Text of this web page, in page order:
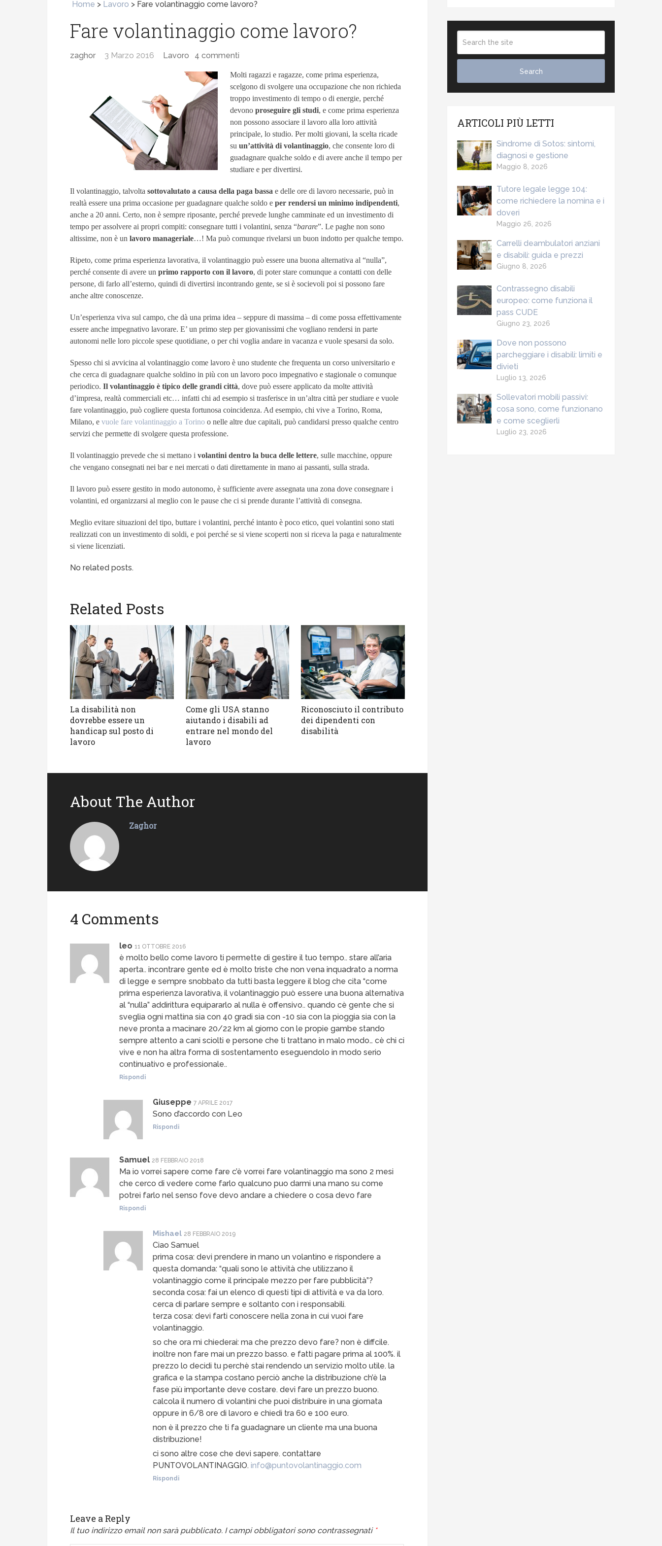
Home > Lavoro > Fare volantinaggio come lavoro?
Fare volantinaggio come lavoro?
zaghor 3 Marzo 2016 Lavoro 4 commenti
Molti ragazzi e ragazze, come prima esperienza,
scelgono di svolgere una occupazione che non richieda
troppo investimento di tempo o di energie, perché
devonoproseguire gli studi, e come prima esperienza
non possono associare il lavoro alla loro attività
principale, lo studio. Per molti giovani, la scelta ricade
suun’attività di volantinaggio, che consente loro di
guadagnare qualche soldo e di avere anche il tempo per
studiare e per divertirsi.
Il volantinaggio, talvoltasottovalutato a causa della paga bassa e delle ore di lavoro necessarie, può in
realtà essere una prima occasione per guadagnare qualche soldo eper rendersi un minimo indipendenti,
anche a 20 anni. Certo, non è sempre riposante, perché prevede lunghe camminate ed un investimento di
tempo per assolvere ai propri compiti: consegnare tutti i volantini, senza “barare”. Le paghe non sono
altissime, non è unlavoro manageriale…! Ma può comunque rivelarsi un buon indotto per qualche tempo.
Ripeto, come prima esperienza lavorativa, il volantinaggio può essere una buona alternativa al “nulla”,
perché consente di avere unprimo rapporto con il lavoro, di poter stare comunque a contatti con delle
persone, di farlo all’esterno, quindi di divertirsi incontrando gente, se si è socievoli poi si possono fare
anche altre conoscenze.
Un’esperienza viva sul campo, che dà una prima idea – seppure di massima – di come possa effettivamente
essere anche impegnativo lavorare. E’ un primo step per giovanissimi che vogliano rendersi in parte
autonomi nelle loro piccole spese quotidiane, o per chi voglia andare in vacanza e vuole spesarsi da solo.
Spesso chi si avvicina al volantinaggio come lavoro è uno studente che frequenta un corso universitario e
che cerca di guadagnare qualche soldino in più con un lavoro poco impegnativo e stagionale o comunque
periodico.Il volantinaggio è tipico delle grandi città, dove può essere applicato da molte attività
d’impresa, realtà commerciali etc… infatti chi ad esempio si trasferisce in un’altra città per studiare e vuole
fare volantinaggio, può cogliere questa fortunosa coincidenza. Ad esempio, chi vive a Torino, Roma,
Milano, evuole fare volantinaggio a Torino o nelle altre due capitali, può candidarsi presso qualche centro
servizi che permette di svolgere questa professione.
Il volantinaggio prevede che si mettano ivolantini dentro la buca delle lettere, sulle macchine, oppure
che vengano consegnati nei bar e nei mercati o dati direttamente in mano ai passanti, sulla strada.
Il lavoro può essere gestito in modo autonomo, è sufficiente avere assegnata una zona dove consegnare i
volantini, ed organizzarsi al meglio con le pause che ci si prende durante l’attività di consegna.
Meglio evitare situazioni del tipo, buttare i volantini, perché intanto è poco etico, quei volantini sono stati
realizzati con un investimento di soldi, e poi perché se si viene scoperti non si riceva la paga e naturalmente
si viene licenziati.
No related posts.
Related Posts
La disabilità non
dovrebbe essere un
handicap sul posto di
lavoro
Come gli USA stanno
aiutando i disabili ad
entrare nel mondo del
lavoro
Riconosciuto il contributo
dei dipendenti con
disabilità
About The Author
Zaghor
4 Comments
leo 11 OTTOBRE 2016
è molto bello come lavoro ti permette di gestire il tuo tempo.. stare all’aria
aperta.. incontrare gente ed è molto triste che non vena inquadrato a norma
di legge e sempre snobbato da tutti basta leggere il blog che cita “come
prima esperienza lavorativa, il volantinaggio può essere una buona alternativa
al “nulla” addirittura equipararlo al nulla è offensivo.. quando cè gente che si
sveglia ogni mattina sia con 40 gradi sia con -10 sia con la pioggia sia con la
neve pronta a macinare 20/22 km al giorno con le propie gambe stando
sempre attento a cani sciolti e persone che ti trattano in malo modo… cè chi ci
vive e non ha altra forma di sostentamento eseguendolo in modo serio
continuativo e professionale..
Rispondi
Giuseppe 7 APRILE 2017
Sono d’accordo con Leo
Rispondi
Samuel 28 FEBBRAIO 2018
Ma io vorrei sapere come fare c’è vorrei fare volantinaggio ma sono 2 mesi
che cerco di vedere come farlo qualcuno puo darmi una mano su come
potrei farlo nel senso fove devo andare a chiedere o cosa devo fare
Rispondi
Mishael 28 FEBBRAIO 2019
Ciao Samuel
prima cosa: devi prendere in mano un volantino e rispondere a
questa domanda: “quali sono le attività che utilizzano il
volantinaggio come il principale mezzo per fare pubblicità”?
seconda cosa: fai un elenco di questi tipi di attività e va da loro.
cerca di parlare sempre e soltanto con i responsabili.
terza cosa: devi farti conoscere nella zona in cui vuoi fare
volantinaggio.
so che ora mi chiederai: ma che prezzo devo fare? non è diffcile.
inoltre non fare mai un prezzo basso. e fatti pagare prima al 100%. il
prezzo lo decidi tu perchè stai rendendo un servizio molto utile. la
grafica e la stampa costano perciò anche la distribuzione ch’è la
fase più importante deve costare. devi fare un prezzo buono.
calcola il numero di volantini che puoi distribuire in una giornata
oppure in 6/8 ore di lavoro e chiedi tra 60 e 100 euro.
non è il prezzo che ti fa guadagnare un cliente ma una buona
distribuzione!
ci sono altre cose che devi sapere. contattare
PUNTOVOLANTINAGGIO.info@puntovolantinaggio.com
Rispondi
Leave a Reply
Il tuo indirizzo email non sarà pubblicato. I campi obbligatori sono contrassegnati *
ARTICOLI PIÙ LETTI
Sindrome di Sotos: sintomi,
diagnosi e gestione
Maggio 8, 2026
Tutore legale legge 104:
come richiedere la nomina e i
doveri
Maggio 26, 2026
Carrelli deambulatori anziani
e disabili: guida e prezzi
Giugno 8, 2026
Contrassegno disabili
europeo: come funziona il
pass CUDE
Giugno 23, 2026
Dove non possono
parcheggiare i disabili: limiti e
divieti
Luglio 13, 2026
Sollevatori mobili passivi:
cosa sono, come funzionano
e come sceglierli
Luglio 23, 2026